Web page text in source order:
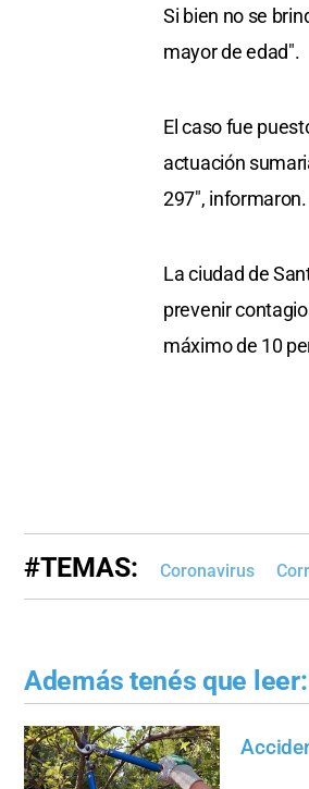
Si bien no se
mayor de edad".
El caso fue
actuación
297", informaron.
La ciudad de
prevenir
máximo de 10
#TEMAS: Coronavirus
Además tenés que leer: